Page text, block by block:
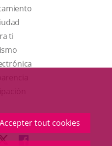
Accepter tout cookies
ti
Este
enlace
una
ventana
externa.
ayuntamiento
ENLACEENLACE